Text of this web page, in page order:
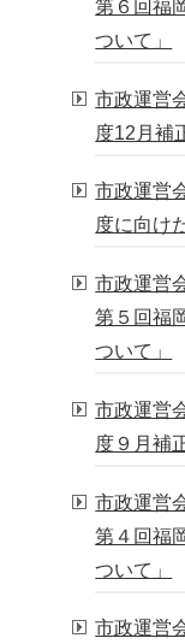
第６回福
ついて」
市政運営
度12月補
市政運営
度に向け
市政運営
第５回福
ついて」
市政運営
度９月補
市政運営
第４回福
ついて」
市政運営